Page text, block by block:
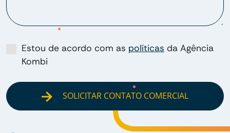
Estou de acordo com as políticas da Agência
Kombi
SOLICITAR CONTATO COMERCIAL